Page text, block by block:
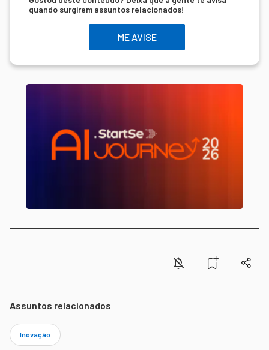
quando surgirem assuntos relacionados!
ME AVISE
Assuntos relacionados
Inovação